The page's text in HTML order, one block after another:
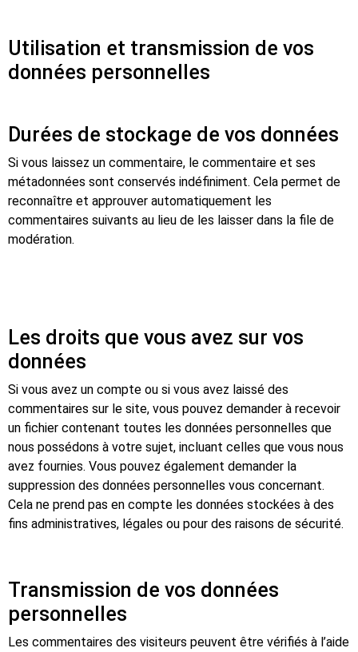
Utilisation et transmission de vos
données personnelles
Durées de stockage de vos données
Si vous laissez un commentaire, le commentaire et ses
métadonnées sont conservés indéfiniment. Cela permet de
reconnaître et approuver automatiquement les
commentaires suivants au lieu de les laisser dans la file de
modération.
Les droits que vous avez sur vos
données
Si vous avez un compte ou si vous avez laissé des
commentaires sur le site, vous pouvez demander à recevoir
un fichier contenant toutes les données personnelles que
nous possédons à votre sujet, incluant celles que vous nous
avez fournies. Vous pouvez également demander la
suppression des données personnelles vous concernant.
Cela ne prend pas en compte les données stockées à des
fins administratives, légales ou pour des raisons de sécurité.
Transmission de vos données
personnelles
Les commentaires des visiteurs peuvent être vérifiés à l’aide